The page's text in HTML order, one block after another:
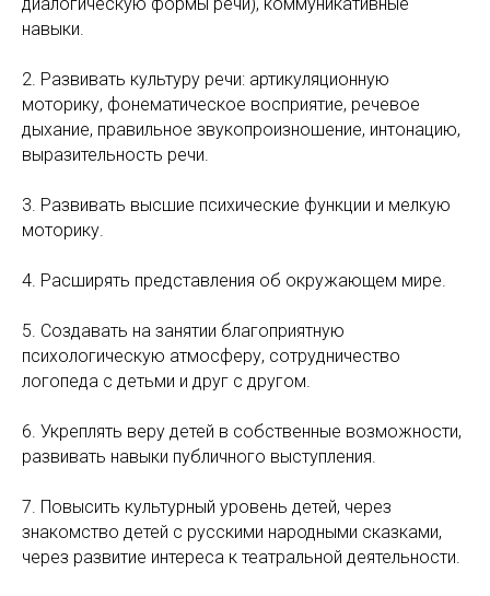
навыки.
2. Развивать культуру речи: артикуляционную
моторику, фонематическое восприятие, речевое
дыхание, правильное звукопроизношение, интонацию,
выразительность речи.
3. Развивать высшие психические функции и мелкую
моторику.
4. Расширять представления об окружающем мире.
5. Создавать на занятии благоприятную
психологическую атмосферу, сотрудничество
логопеда с детьми и друг с другом.
6. Укреплять веру детей в собственные возможности,
развивать навыки публичного выступления.
7. Повысить культурный уровень детей, через
знакомство детей с русскими народными сказками,
через развитие интереса к театральной деятельности.